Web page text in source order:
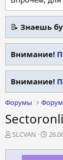
📝 Знаешь
Внимание!
Внимание!
Форумы Форум
А
т
SLCVAN
Д
т